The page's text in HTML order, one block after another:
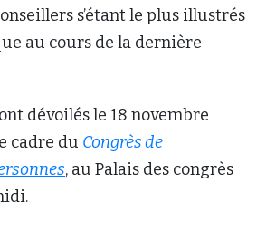
s’étant le plus illustrés
au cours de la dernière
dévoilés le 18 novembre
cadre du Congrès de
, au Palais des congrès